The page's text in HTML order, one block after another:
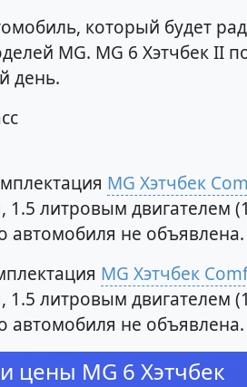
который будет
MG. MG 6 Хэтчбек II
день.
MG Хэтчбек
1.5 литровым двигателем
автомобиля не объявлена.
MG Хэтчбек
1.5 литровым двигателем
автомобиля не объявлена.
цены MG 6 Хэтчбек